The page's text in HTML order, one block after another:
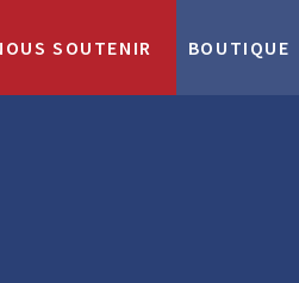
SOUTENIR BOUTIQUE